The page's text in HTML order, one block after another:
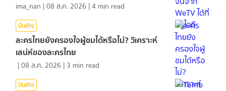
ima_nan |08 ส.ค. 2026 |4 min read
บันเทิง
ละครไทยยังครองใจผู้ชมได้หรือไม่? วิเคราะห์
เสน่ห์ของละครไทย
|08 ส.ค. 2026 | 3 min read
บันเทิง